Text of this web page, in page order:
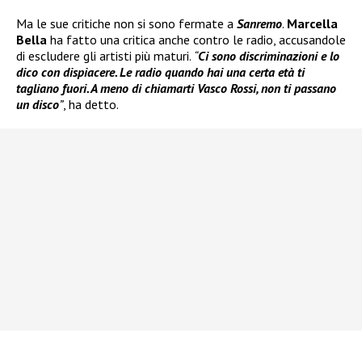
Ma le sue critiche non si sono fermate a Sanremo. Marcella
Bella ha fatto una critica anche contro le radio, accusandole
di escludere gli artisti più maturi. “Ci sono discriminazioni e lo
dico con dispiacere. Le radio quando hai una certa età ti
tagliano fuori. A meno di chiamarti Vasco Rossi, non ti passano
un disco”, ha detto.